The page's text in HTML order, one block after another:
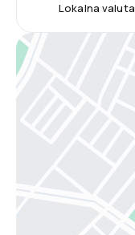
Lokalna valuta